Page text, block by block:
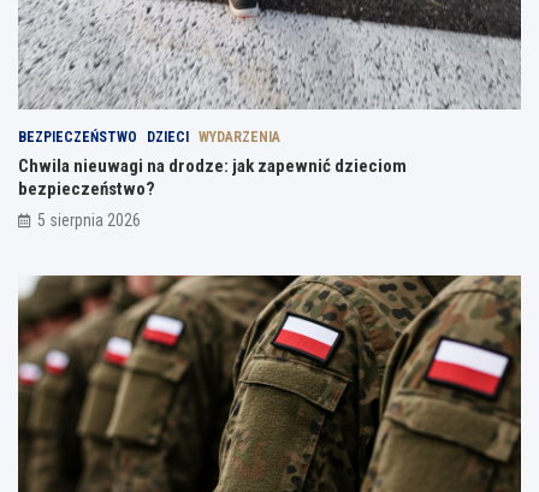
BEZPIECZEŃSTWO DZIECI WYDARZENIA
Chwila nieuwagi na drodze: jak zapewnić dzieciom
bezpieczeństwo?
5 sierpnia 2026